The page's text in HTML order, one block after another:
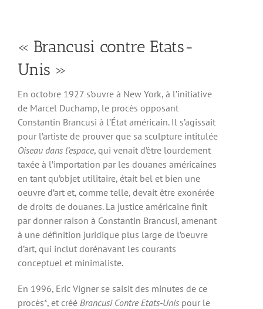
« Brancusi contre Etats-
Unis »
En octobre 1927 s’ouvre à New York, à l’initiative
de Marcel Duchamp, le procès opposant
Constantin Brancusi à l’État américain. Il s’agissait
pour l’artiste de prouver que sa sculpture intitulée
Oiseau dans l’espace, qui venait d’être lourdement
taxée à l’importation par les douanes américaines
en tant qu’objet utilitaire, était bel et bien une
oeuvre d’art et, comme telle, devait être exonérée
de droits de douanes. La justice américaine finit
par donner raison à Constantin Brancusi, amenant
à une définition juridique plus large de l’oeuvre
d’art, qui inclut dorénavant les courants
conceptuel et minimaliste.
En 1996, Eric Vigner se saisit des minutes de ce
procès*, et créé Brancusi Contre Etats-Unis pour le